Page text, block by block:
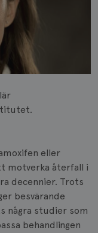
eller
motverka återfall i
decennier. Trots
besvärande
några studier som
behandlingen